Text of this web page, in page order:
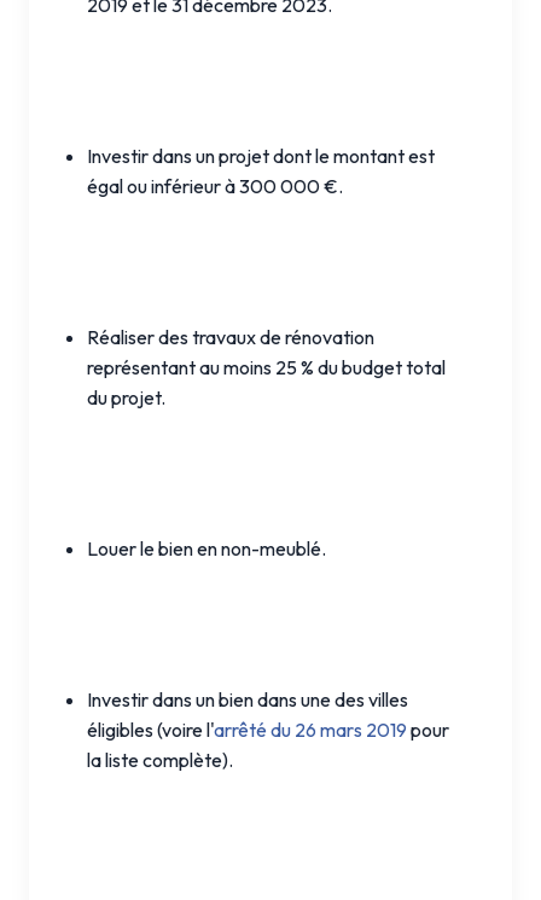
Investir dans un projet dont le montant est
égal ou inférieur à 300 000 €.
Réaliser des travaux de rénovation
représentant au moins 25 % du budget total
du projet.
Louer le bien en non-meublé.
Investir dans un bien dans une des villes
éligibles (voire l'arrêté du 26 mars 2019 pour
la liste complète).